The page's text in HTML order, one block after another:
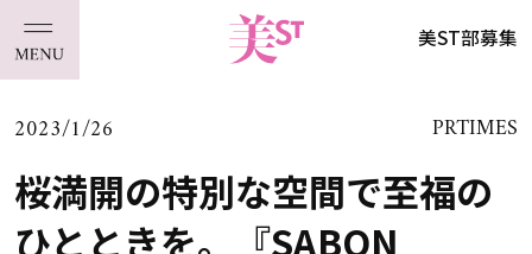
美ST部募集
2023/1/26 PRTIMES
桜満開の特別な空間で至福の
ひとときを。『SABON